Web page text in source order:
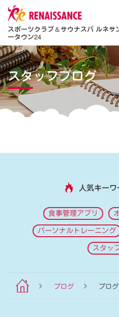
スポーツクラブ＆サウナスパ ルネサ
ータウン24
スタッフブログ
人気キー
食事管理アプリ
パーソナルトレーニング
スタッ
ブログ ブロ